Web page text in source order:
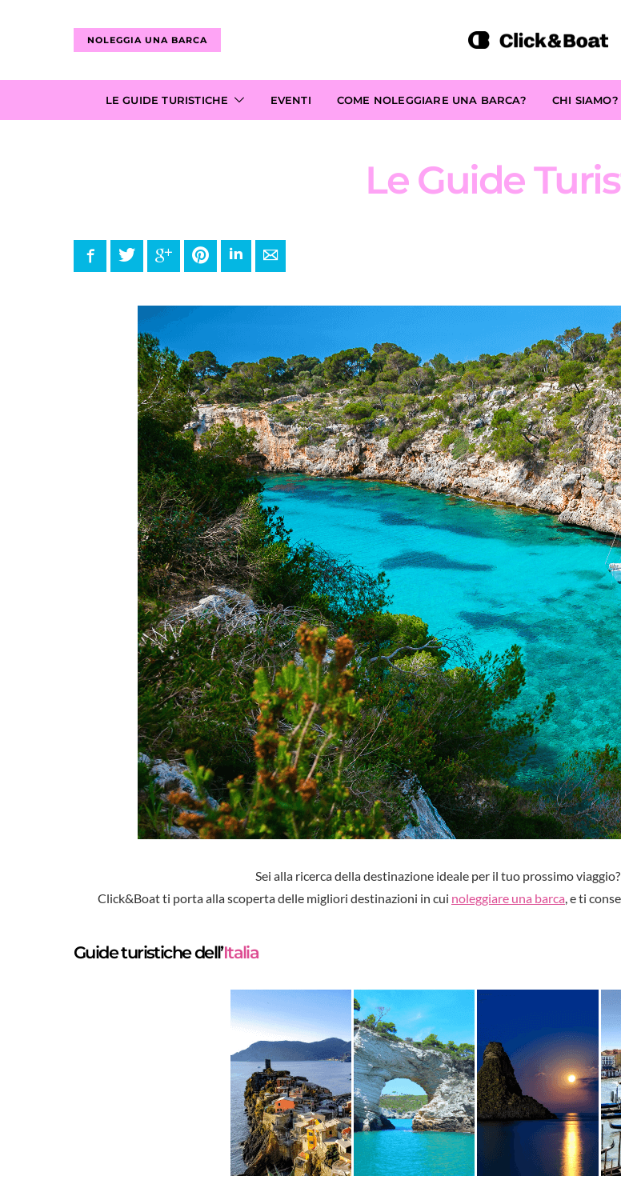
NOLEGGIA UNA BARCA
LE GUIDE TURISTICHE EVENTI COME NOLEGGIARE UNA BARCA? CHI SIAMO?
Le Guide
FacebookTwitter Google+ PinterestLinkedInE-mail
Sei alla ricerca della destinazione ideale per il tuo prossimo viaggio?
Click&Boat ti porta alla scoperta delle migliori destinazioni in cui noleggiare una barca, e ti
Guide turistiche dell’Italia